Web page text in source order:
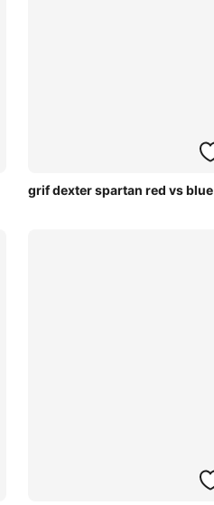
grif dexter spartan red vs blue